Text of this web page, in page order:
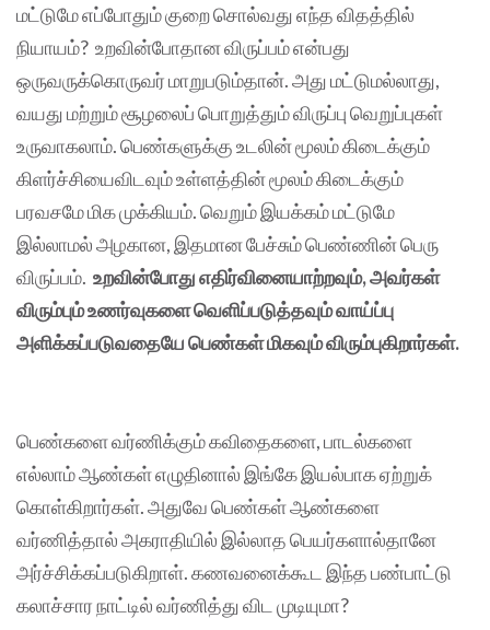
மட்டுமே எப்போதும் குறை சொல்வது எந்த விதத்தில்
நியாயம்? உறவின்போதான விருப்பம் என்பது
ஒருவருக்கொருவர் மாறுபடும்தான். அது மட்டுமல்லாது,
வயது மற்றும் சூழலைப் பொறுத்தும் விருப்பு வெறுப்புகள்
உருவாகலாம். பெண்களுக்கு உடலின் மூலம் கிடைக்கும்
கிளர்ச்சியைவிடவும் உள்ளத்தின் மூலம் கிடைக்கும்
பரவசமே மிக முக்கியம். வெறும் இயக்கம் மட்டுமே
இல்லாமல் அழகான, இதமான பேச்சும் பெண்ணின் பெரு
விருப்பம். உறவின்போது எதிர்வினையாற்றவும், அவர்கள்
விரும்பும் உணர்வுகளை வெளிப்படுத்தவும் வாய்ப்பு
அளிக்கப்படுவதையே பெண்கள் மிகவும் விரும்புகிறார்கள்.
பெண்களை வர்ணிக்கும் கவிதைகளை, பாடல்களை
எல்லாம் ஆண்கள் எழுதினால் இங்கே இயல்பாக ஏற்றுக்
கொள்கிறார்கள். அதுவே பெண்கள் ஆண்களை
வர்ணித்தால் அகராதியில் இல்லாத பெயர்களால்தானே
அர்ச்சிக்கப்படுகிறாள். கணவனைக்கூட இந்த பண்பாட்டு
கலாச்சார நாட்டில் வர்ணித்து விட முடியுமா?